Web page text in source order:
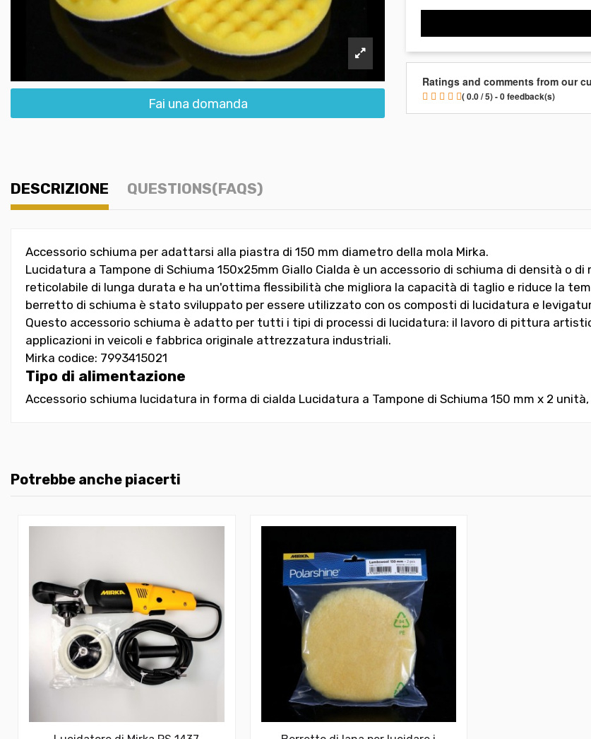
Fai una domanda
Ratings and comments from our
( 0.0 / 5) - 0 feedback(s)
DESCRIZIONE QUESTIONS(FAQS)
Accessorio schiuma per adattarsi alla piastra di 150 mm diametro della mola Mirka.
Lucidatura a Tampone di Schiuma 150x25mm Giallo Cialda è un accessorio di schiuma di densità o
reticolabile di lunga durata e ha un'ottima flessibilità che migliora la capacità di taglio e riduce la
berretto di schiuma è stato sviluppato per essere utilizzato con os composti di lucidatura e
Questo accessorio schiuma è adatto per tutti i tipi di processi di lucidatura: il lavoro di pittura
applicazioni in veicoli e fabbrica originale attrezzatura industriali.
Mirka codice: 7993415021
Tipo di alimentazione
Accessorio schiuma lucidatura in forma di cialda Lucidatura a Tampone di Schiuma 150 mm x 2
Potrebbe anche piacerti